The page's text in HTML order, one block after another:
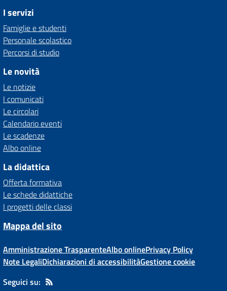
I servizi
Famiglie e studenti
Personale scolastico
Percorsi di studio
Le novità
Le notizie
I comunicati
Le circolari
Calendario eventi
Le scadenze
Albo online
La didattica
Offerta formativa
Le schede didattiche
I progetti delle classi
Mappa del sito
Amministrazione TrasparenteAlbo onlinePrivacy Policy
Note LegaliDichiarazioni di accessibilitàGestione cookie
Seguici su: